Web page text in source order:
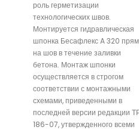
роль герметизации
технологических швов.
Монтируется гидравлическая
шпонка Бесафлекс A 320
на шов в течение заливки
бетона. Монтаж шпонки
осуществляется в строгом
соответствии с монтажными
схемами, приведенными в
последней версии редакции
186-07, утвержденного всеми